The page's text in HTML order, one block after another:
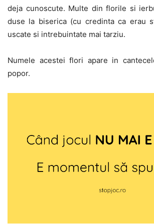
deja cunoscute. Multe din florile si
duse la biserica (cu credinta ca erau
uscate si intrebuintate mai tarziu.
Numele acestei flori apare in
popor.